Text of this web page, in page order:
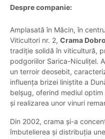
Despre companie:
Amplasată în Măcin, în
Viticultori nr. 2, Crama
tradiție solidă în viticultură,
podgoriilor Sarica-Niculițel.
un terroir deosebit,
influența brizei liniștite a
belșug, oferind mediul
și realizarea unor vinuri
Din 2002, crama și-a
îmbutelierea și distribuția